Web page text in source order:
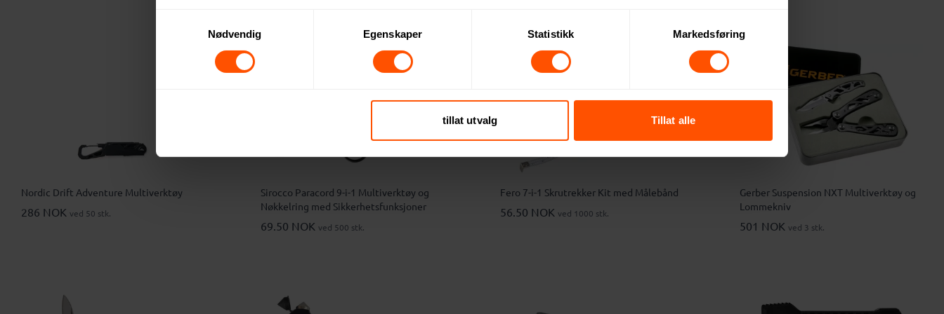
Nødvendig
Egenskaper Statistikk Markedsføring
tillat utvalg Tillat alle
Nordic Drift Adventure Multiverktøy
286 NOK ved 50 stk.
Sirocco Paracord 9-i-1 Multiverktøy og
Nøkkelring med Sikkerhetsfunksjoner
69.50 NOK ved 500 stk.
Fero 7-i-1 Skrutrekker Kit med Målebånd
56.50 NOK ved 1000 stk.
Gerber Suspension NXT Multiverktøy og
Lommekniv
501 NOK ved 3 stk.